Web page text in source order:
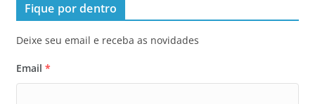
Fique por dentro
Deixe seu email e receba as novidades
Email *